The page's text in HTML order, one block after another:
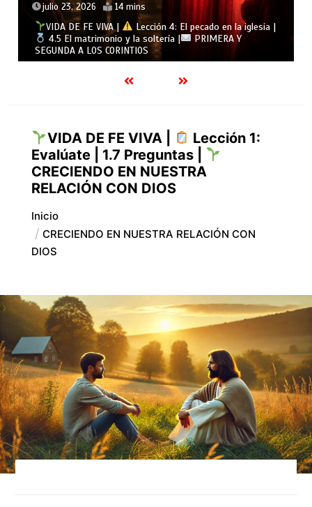
julio 22, 2026 13 mins
VIDA DE FE VIVA |
Lección 4: El pecado en la iglesia |
4.4 El antídoto contra la inmoralidad sexual |
PRIMERA Y SEGUNDA A LOS CORINTIOS
VIDA DE FE VIVA |
Lección 1:
Evalúate | 1.7 Preguntas |
CRECIENDO EN NUESTRA
RELACIÓN CON DIOS
Inicio
CRECIENDO EN NUESTRA RELACIÓN CON
DIOS